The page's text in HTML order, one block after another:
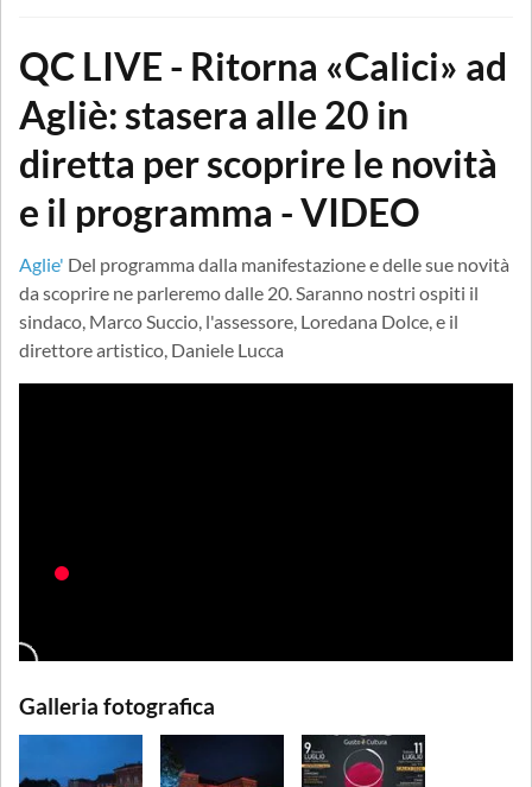
QC LIVE - Ritorna «Calici» ad
Agliè: stasera alle 20 in
diretta per scoprire le novità
e il programma - VIDEO
Aglie' Del programma dalla manifestazione e delle sue novità
da scoprire ne parleremo dalle 20. Saranno nostri ospiti il
sindaco, Marco Succio, l'assessore, Loredana Dolce, e il
direttore artistico, Daniele Lucca
Galleria fotografica